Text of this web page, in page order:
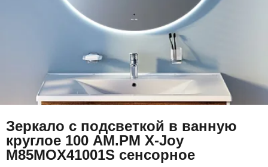
Зеркало с подсветкой в ванную
круглое 100 AM.PM X-Joy
M85MOX41001S сенсорное